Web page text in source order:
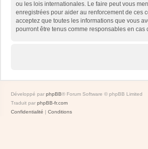
ou les lois internationales. Le faire peut vous
enregistrées pour aider au renforcement de ces
acceptez que toutes les informations que vous
pourront être tenus comme responsables en
Développé par phpBB® Forum Software © phpBB Limited
Traduit par phpBB-fr.com
Confidentialité | Conditions